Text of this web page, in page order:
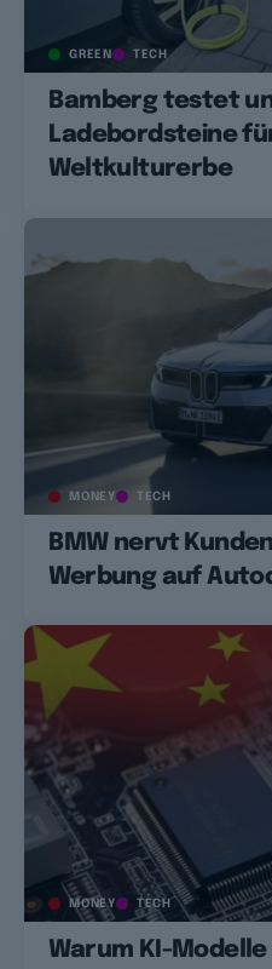
GREEN TECH
Bamberg testet
Ladebordsteine
Weltkulturerbe
MONEY TECH
BMW nervt
Werbung auf
MONEY TECH
Warum KI-Modelle